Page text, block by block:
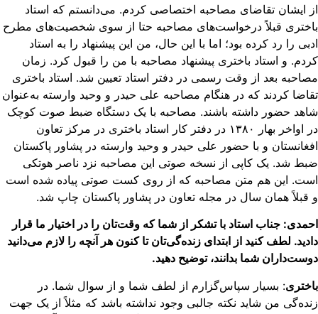
ایشان تقاضای مصاحبه اختصاصی کردم. می‌دانستم که استاد
قبلاً درخواست‌های مصاحبه حتا از سوی شخصیت‌های مطرح
را رد کرده بود؛ اما با این حال، من این پیشنهاد را به استاد
و استاد باختری پیشنهاد مصاحبه‌ با من را قبول کرد. زمان
بعد از وقت رسمی در دفتر استاد تعیین شد. استاد باختری
کردند که در هنگام مصاحبه علی حیدر و وحید وارسته به‌عنوان
حضور داشته باشند. مصاحبه با یک دستگاه ضبط صوت کوچک
در اواخر بهار ۱۳۸۰ در دفتر کار استاد باختری در مرکز تعاون
و با حضور علی حیدر و وحید وارسته در پشاور پاکستان
شد. یک کاپی از نسخه صوتی این مصاحبه نزد ناصر هوتکی
این هم متن مصاحبه که از روی کست صوتی پیاده شده است
قبلاً همان سال در مجله تعاون در پشاور پاکستان چاپ شد.
جناب استاد با تشکر از شما که وقت‌تان را در اختیار ما قرار
لطف کنید از ابتدای زنده‌گی‌تان تا کنون هر آنچه را لازم می‌دانید
شما بدانند، توضیح دهید.
: بسیار سپاس‌گزارم از لطف شما و از سوال شما. در
من شاید نکته جالبی وجود نداشته باشد که مثلاً از یک جهت